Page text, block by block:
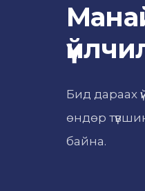
Бид дараах
өндөр
байна.